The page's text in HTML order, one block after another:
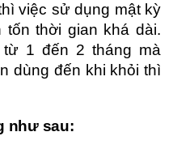
việc sử dụng mật kỳ
thời gian khá dài.
1 đến 2 tháng mà
dùng đến khi khỏi thì
như sau: